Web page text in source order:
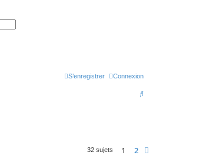
Connexion
S’enregistrer
R
e
32 sujets 1 2